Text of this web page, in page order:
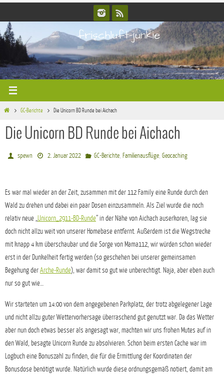
Inhalt
springen
frischluft-junkie
Start GC-Berichte Die Unicorn BD Runde bei Aichach
Die Unicorn BD Runde bei Aichach
spewn 2. Januar 2022 GC-Berichte, Familienausflüge, Geocaching
Es war mal wieder an der Zeit, zusammen mit der 112 Family eine Runde durch den
Wald zu drehen und dabei ein paar Dosen einzusammeln. Als Ziel wurde die noch
relativ neue „Unicorn_2911-BD-Runde“ in der Nähe von Aichach auserkoren, lag sie
doch nicht allzu weit von unserer Homebase entfernt. Außerdem ist die Wegstrecke
mit knapp 4 km überschaubar und die Sorge von Mama112, wir würden schon wieder
erst in der Dunkelheit fertig werden (so geschehen bei unserer gemeinsamen
Begehung derArche-Runde), war damit so gut wie unberechtigt. Naja, aber eben auch
nur so gut wie…
Wir starteten um 14:00 von dem angegebenen Parkplatz, der trotz abgelegener Lage
und nicht allzu guter Wettervorhersage überraschend gut genutzt war. Da das Wetter
aber nun doch etwas besser als angesagt war, machten wir uns frohen Mutes auf in
den Wald, besagte Unicorn Runde zu absolvieren. Schon beim ersten Cache war im
Logbuch eine Bonuszahl zu finden, die für die Ermittlung der Koordinaten der
Bonusdose benötigt wurde. Natürlich wurde diese ordnungsgemäß notiert, damit am